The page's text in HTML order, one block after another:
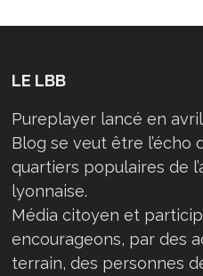
LE LBB
Pureplayer lancé en
Blog se veut être l’écho
quartiers populaires de
lyonnaise.
Média citoyen et
encourageons, par des
terrain, des personnes